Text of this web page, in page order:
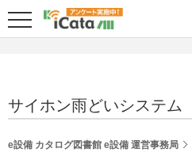
サイホン雨どいシステム
e設備 カタログ図書館 e設備 運営事務局